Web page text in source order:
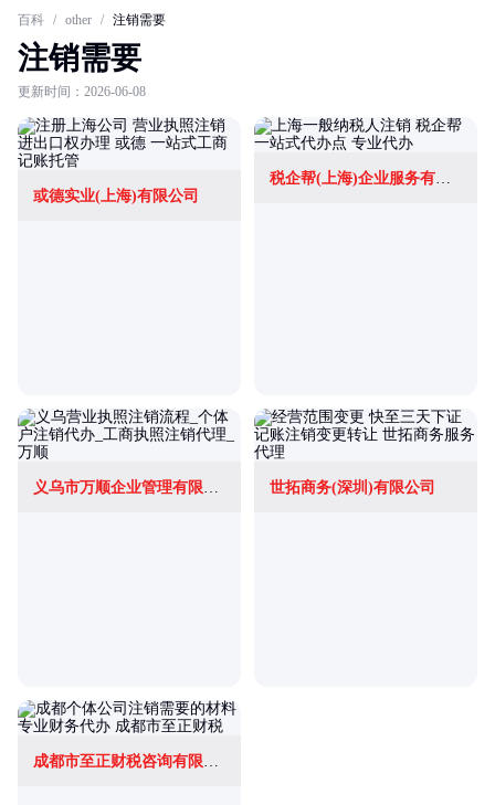
百科 / other / 注销需要
注销需要
更新时间：2026-06-08
或德实业(上海)有限公司
税企帮(上海)企业服务有限公司
义乌市万顺企业管理有限公司 世拓商务(深圳)有限公司
成都市至正财税咨询有限公司